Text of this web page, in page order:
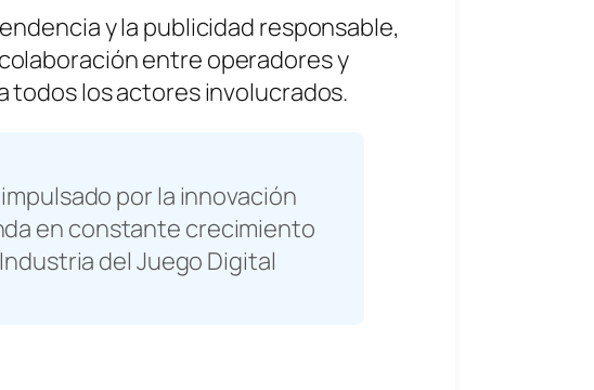
y la publicidad responsable,
entre operadores y
todos los actores involucrados.
por la innovación
en constante crecimiento
del Juego Digital